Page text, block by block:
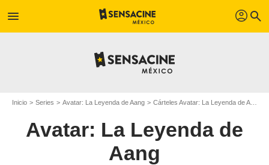
menu profil search
Inicio Series Avatar: La Leyenda de Aang Cárteles Avatar: La Leyenda de Aang
Avatar: La Leyenda de
Aang